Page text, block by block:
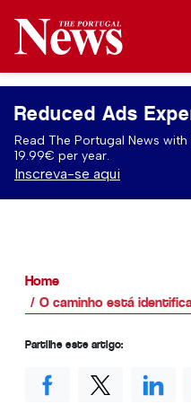
Reduced Ads
Read The Portugal News
19.99€ per year.
Inscreva-se aqui
Home
O caminho está
Partilhe este artigo: